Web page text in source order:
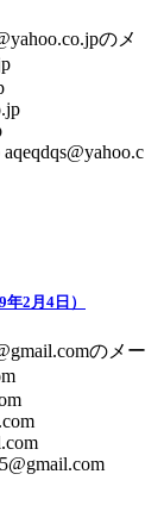
のメ
2月4日）
のメー